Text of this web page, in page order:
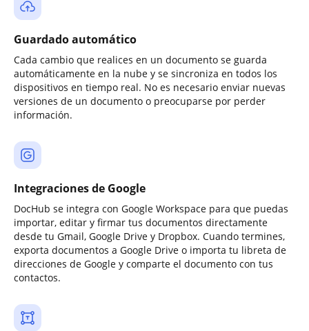
Guardado automático
Cada cambio que realices en un documento se guarda
automáticamente en la nube y se sincroniza en todos los
dispositivos en tiempo real. No es necesario enviar nuevas
versiones de un documento o preocuparse por perder
información.
Integraciones de Google
DocHub se integra con Google Workspace para que puedas
importar, editar y firmar tus documentos directamente
desde tu Gmail, Google Drive y Dropbox. Cuando termines,
exporta documentos a Google Drive o importa tu libreta de
direcciones de Google y comparte el documento con tus
contactos.